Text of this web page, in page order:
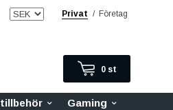
Privat / Företag
0 st
Gaming